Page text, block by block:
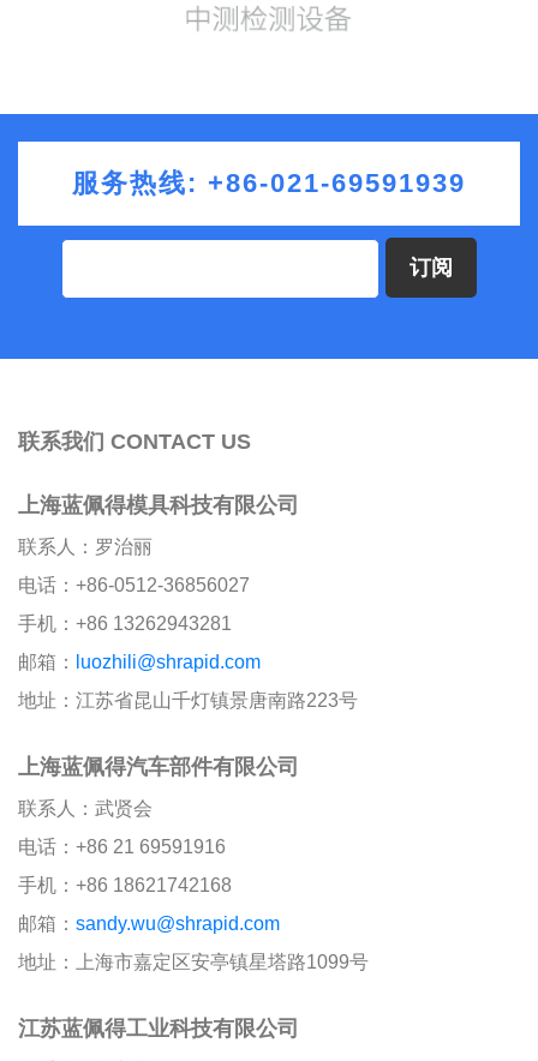
服务热线: +86-021-69591939
订阅
联系我们 CONTACT US
上海蓝佩得模具科技有限公司
联系人：罗治丽
电话：+86-0512-36856027
手机：+86 13262943281
邮箱：
luozhili@shrapid.com
地址：江苏省昆山千灯镇景唐南路223号
上海蓝佩得汽车部件有限公司
联系人：武贤会
电话：+86 21 69591916
手机：+86 18621742168
邮箱： sandy.wu@shrapid.com
地址：上海市嘉定区安亭镇星塔路1099号
江苏蓝佩得工业科技有限公司